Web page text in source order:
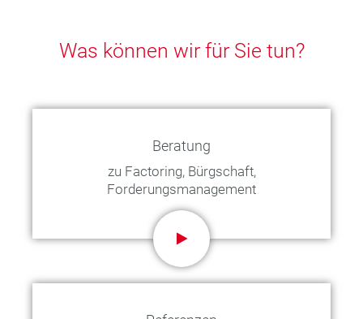
Was können wir für Sie tun?
Beratung
zu Factoring, Bürgschaft,
Forderungsmanagement